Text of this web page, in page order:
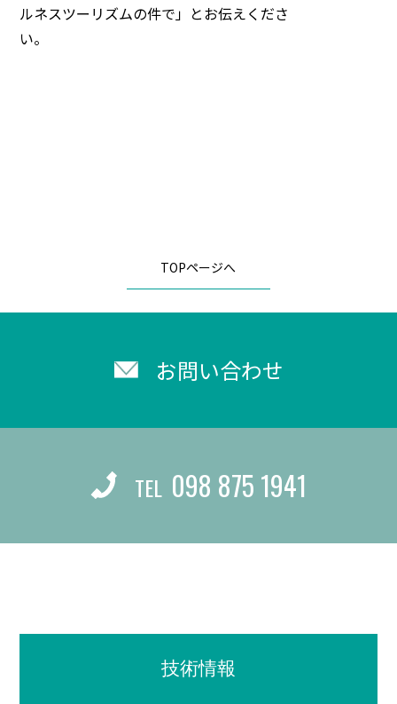
ルネスツーリズムの件で」とお伝えくださ
い。
TOPページへ
お問い合わせ
TEL 098 875 1941
技術情報